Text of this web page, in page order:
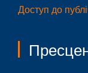
Доступ до